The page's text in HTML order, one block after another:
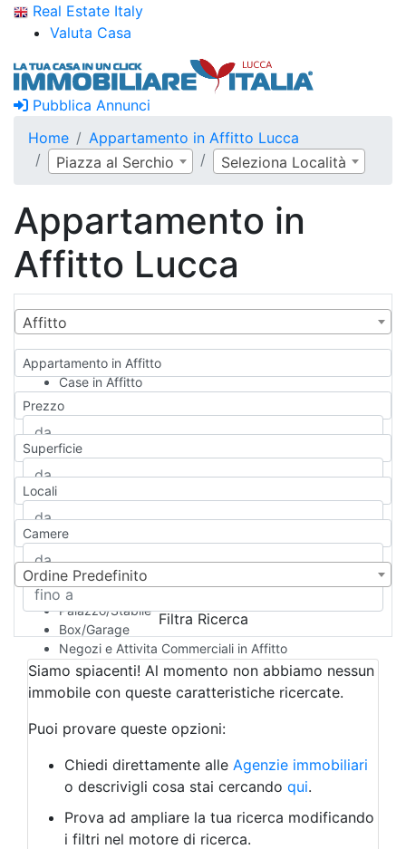
Real Estate Italy
Valuta Casa
Pubblica Annunci
Home
Appartamento in Affitto Lucca
Piazza al Serchio
Seleziona Località
Appartamento in
Affitto Lucca
Affitto
Appartamento in Affitto
Case in Affitto
Qualsiasi
Appartamento
Casa indipendente
Casa Semi-indipendente
Attico/Mansarda
Rustico/Casale
Camera d'Albergo
Multiproprietà
Palazzo/Stabile
Box/Garage
Negozi e Attivita Commerciali in Affitto
Qualsiasi
Attività/Licenza Commerciale
Azienda Agricola
Bar/Ristorante
Albergo
Laboratorio Artigianale
Negozio/locale commerciale
Agriturismo
Magazzini
Prezzo
Superficie
Locali
Camere
Ordine Predefinito
Filtra Ricerca
Siamo spiacenti! Al momento non abbiamo nessun
immobile con queste caratteristiche ricercate.
Puoi provare queste opzioni:
Chiedi direttamente alle Agenzie immobiliari
o descrivigli cosa stai cercando qui.
Prova ad ampliare la tua ricerca modificando
i filtri nel motore di ricerca.